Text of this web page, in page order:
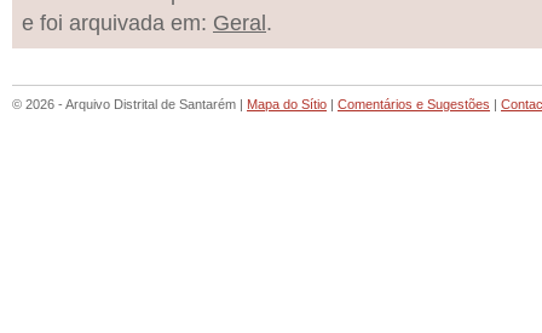
e foi arquivada em: Geral .
© 2026 - Arquivo Distrital de Santarém | Mapa do Sítio | Comentários e Sugestões |